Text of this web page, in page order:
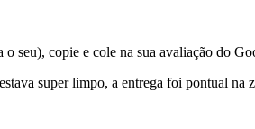
seu), copie e cole na sua avaliação do
super limpo, a entrega foi pontual